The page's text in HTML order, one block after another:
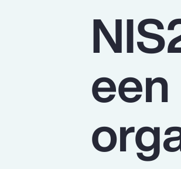
Popular Searches
Pay Transparency
Parametrics